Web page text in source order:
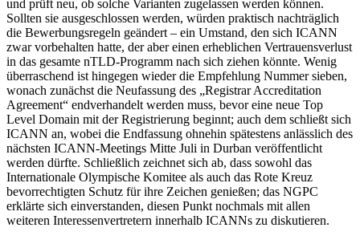
und prüft neu, ob solche Varianten zugelassen werden können.
Sollten sie ausgeschlossen werden, würden praktisch nachträglich
die Bewerbungsregeln geändert – ein Umstand, den sich ICANN
zwar vorbehalten hatte, der aber einen erheblichen Vertrauensverlust
in das gesamte nTLD-Programm nach sich ziehen könnte. Wenig
überraschend ist hingegen wieder die Empfehlung Nummer sieben,
wonach zunächst die Neufassung des „Registrar Accreditation
Agreement“ endverhandelt werden muss, bevor eine neue Top
Level Domain mit der Registrierung beginnt; auch dem schließt sich
ICANN an, wobei die Endfassung ohnehin spätestens anlässlich des
nächsten ICANN-Meetings Mitte Juli in Durban veröffentlicht
werden dürfte. Schließlich zeichnet sich ab, dass sowohl das
Internationale Olympische Komitee als auch das Rote Kreuz
bevorrechtigten Schutz für ihre Zeichen genießen; das NGPC
erklärte sich einverstanden, diesen Punkt nochmals mit allen
weiteren Interessenvertretern innerhalb ICANNs zu diskutieren.